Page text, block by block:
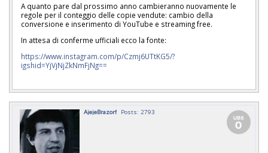
A quanto pare dal prossimo anno cambieranno nuovamente le
regole per il conteggio delle copie vendute: cambio della
conversione e inserimento di YouTube e streaming free.
In attesa di conferme ufficiali ecco la fonte:
https://www.instagram.com/p/Czmj6UTtKG5/?
igshid=YjVjNjZkNmFjNg==
AjejeBrazorf Posts: 2793